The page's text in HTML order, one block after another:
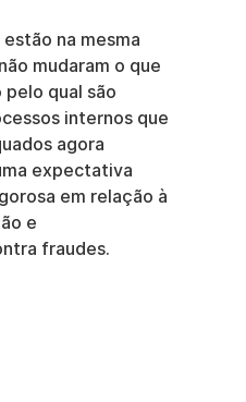
na mesma
mudaram o que
pelo qual são
internos que
agora
expectativa
em relação à
e
fraudes.